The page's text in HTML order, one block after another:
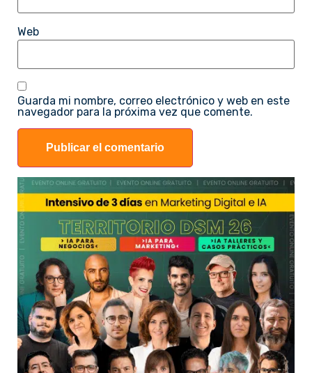
Web
Guarda mi nombre, correo electrónico y web en este
navegador para la próxima vez que comente.